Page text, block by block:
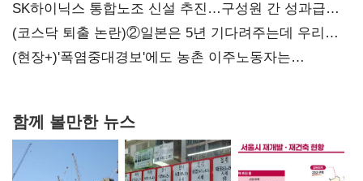
SK하이닉스 통합노조 신설 추진…구성원 간 성과급
불만 확산
(코스닥 퇴출 논란)②일본은 5년 기다려주는데 우리는
당장 퇴출?…시간만으론 부족한 코스닥 구하기
(현장+)'폭염중대경보'에도 농촌 이주노동자는
함께 볼만한 뉴스